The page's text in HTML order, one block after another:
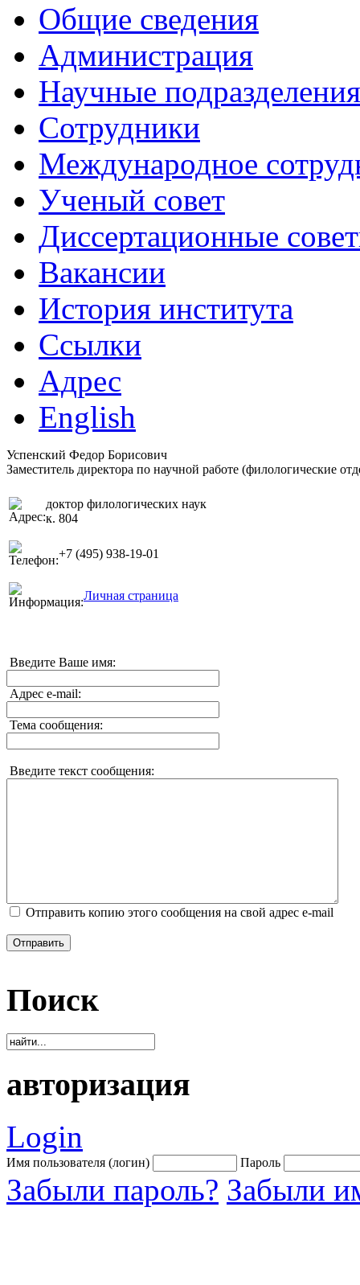
Общие сведения
Администрация
Научные подразделения
Сотрудники
Международное
Ученый совет
Диссертационные
Вакансии
История института
Ссылки
Адрес
English
Успенский Федор Борисович
Заместитель директора по научной работе (филологические
доктор филологических наук
к. 804
+7 (495) 938-19-01
Личная страница
Введите Ваше имя:
Адрес e-mail:
Тема сообщения:
Введите текст сообщения:
Отправить копию этого сообщения на свой адрес e-mail
Отправить
Поиск
авторизация
Login
Имя пользователя (логин) Пароль
Забыли пароль? Забыли